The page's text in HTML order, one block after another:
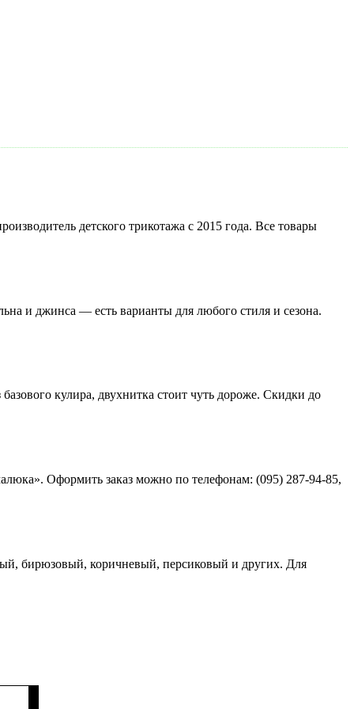
детского трикотажа с 2015 года. Все товары
и джинса — есть варианты для любого стиля и сезона.
кулира, двухнитка стоит чуть дороже. Скидки до
Оформить заказ можно по телефонам: (095) 287-94-85,
бирюзовый, коричневый, персиковый и других. Для